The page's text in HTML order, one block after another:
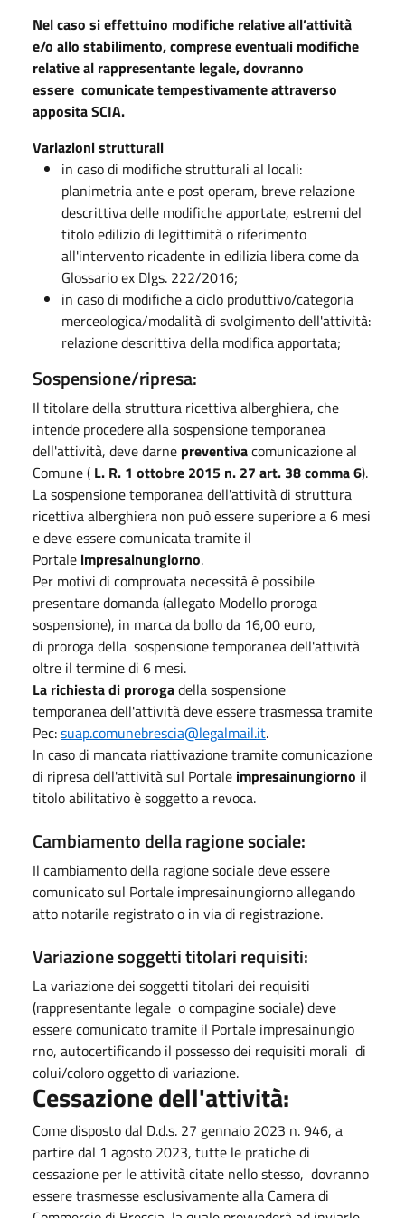
Nel caso si effettuino modifiche relative all’attività
e/o allo stabilimento, comprese eventuali modifiche
relative al rappresentante legale, dovranno
essere comunicate tempestivamente attraverso
apposita SCIA.
Variazioni strutturali
in caso di modifiche strutturali al locali:
planimetria ante e post operam, breve relazione
descrittiva delle modifiche apportate, estremi del
titolo edilizio di legittimità o riferimento
all'intervento ricadente in edilizia libera come da
Glossario ex Dlgs. 222/2016;
in caso di modifiche a ciclo produttivo/categoria
merceologica/modalità di svolgimento dell'attività:
relazione descrittiva della modifica apportata;
Sospensione/ripresa:
Il titolare della struttura ricettiva alberghiera, che
intende procedere alla sospensione temporanea
dell'attività, deve darne preventivacomunicazione al
Comune ( L. R. 1 ottobre 2015 n. 27 art. 38 comma 6​).
La sospensione temporanea dell'attività di struttura
ricettiva alberghiera non può essere superiore a 6 mesi
e deve essere comunicata tramite il
Portale impresainungio​rno.
Per motivi di comprovata necessità è possibile
presentare domanda (allegato Modello proroga
sospensione)​​, in marca da bollo da 16,00 euro,
di proroga della sospensione temporanea dell'attività
oltre il termine di 6 mesi.
La richiesta di prorogadella sospensione
temporanea dell'attività deve essere trasmessa tramite
Pec:suap.comunebrescia@legalmail.it.
In caso di mancata riattivazione tramite comunicazione
di ripresa dell'attività sul Portale impresainungio​rno il
titolo abilitativo è soggetto a revoca.
​Cambiamento della ragione sociale:
Il cambiamento della ragione sociale deve essere
comunicato sul Portale impresainungio​rno allegando
atto notarile registrato o in via di registrazione.
Variazione soggetti titolari requisiti:
La variazione dei soggetti titolari dei requisiti
(rappresentante legale o compagine sociale) deve
essere comunicato tramite il Portale impresainungio​
rno, autocertificando il possesso dei requisiti morali di
colui/coloro oggetto di variazione.
Cessazione dell'attività:
Come disposto dal D.d.s. 27 gennaio 2023 n. 946, a
partire dal 1 agosto 2023, tutte le pratiche di
cessazione per le attività citate nello stesso, dovranno
essere trasmesse esclusivamente alla Camera di